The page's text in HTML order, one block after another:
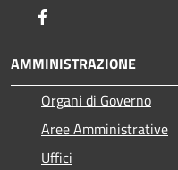
AMMINISTRAZIONE
Organi di Governo
Aree Amministrative
Uffici